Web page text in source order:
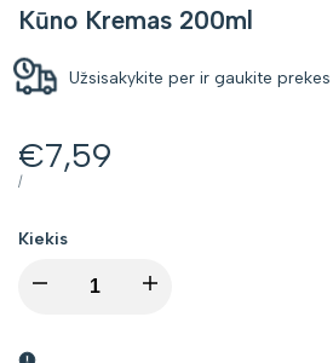
Kūno Kremas 200ml
Užsisakykite per ir gaukite prekes
Kaina
su
nuolaida
€7,59
VIENETO
/PER
Kiekis
I18n I18n